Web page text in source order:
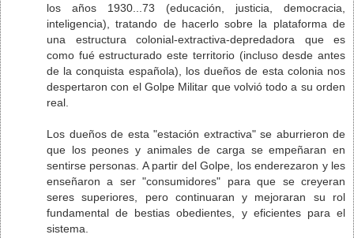
los años 1930...73 (educación, justicia, democracia,
inteligencia), tratando de hacerlo sobre la plataforma de
una estructura colonial-extractiva-depredadora que es
como fué estructurado este territorio (incluso desde antes
de la conquista española), los dueños de esta colonia nos
despertaron con el Golpe Militar que volvió todo a su orden
real.
Los dueños de esta "estación extractiva" se aburrieron de
que los peones y animales de carga se empeñaran en
sentirse personas. A partir del Golpe, los enderezaron y les
enseñaron a ser "consumidores" para que se creyeran
seres superiores, pero continuaran y mejoraran su rol
fundamental de bestias obedientes, y eficientes para el
sistema.